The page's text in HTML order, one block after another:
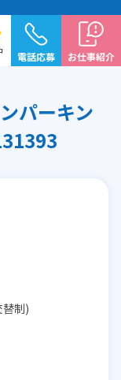
電話応募 お仕事紹介
パーキン
制)